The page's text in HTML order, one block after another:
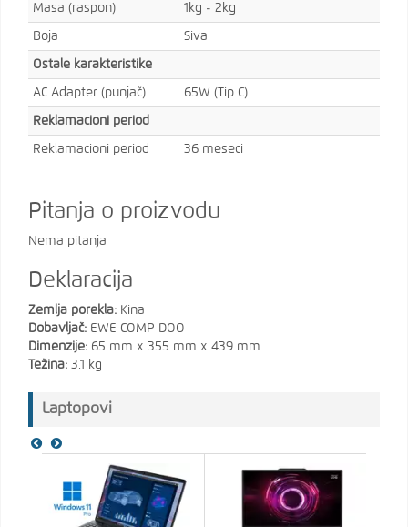
Masa (raspon) 1kg - 2kg
Boja Siva
Ostale karakteristike
AC Adapter (punjač) 65W (Tip C)
Reklamacioni period
Reklamacioni period 36 meseci
Pitanja o proizvodu
Nema pitanja
Deklaracija
Zemlja porekla: Kina
Dobavljač: EWE COMP DOO
Dimenzije: 65 mm x 355 mm x 439 mm
Težina: 3.1 kg
Laptopovi